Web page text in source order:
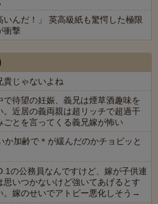
んだ！」 英高級紙も驚愕した極限
衝撃
貴じゃないよね
待望の妊娠、義兄は煙草酒趣味を
。近居の義両親は超リッチで超過干
とを言ってくる義兄嫁が怖い
か加齢で＊が緩んだのかチョビッと
の公務員なんですけど、嫁が子供連
いつかないけど強いてあげるとす
。嫁のせいでアトピー悪化しそう→